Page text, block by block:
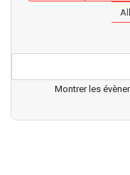
Montrer les